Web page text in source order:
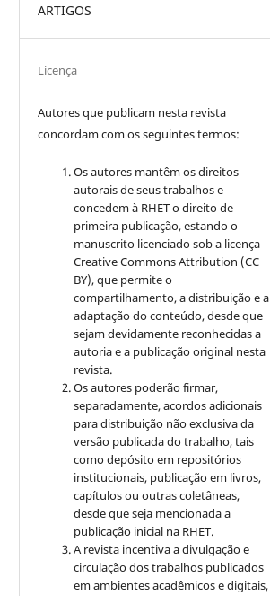
ARTIGOS
Licença
Autores que publicam nesta revista
concordam com os seguintes termos:
Os autores mantêm os direitos
autorais de seus trabalhos e
concedem à RHET o direito de
primeira publicação, estando o
manuscrito licenciado sob a licença
Creative CommonsAttribution (CC
BY), que permite o
compartilhamento, a distribuição e a
adaptação do conteúdo, desde que
sejam devidamente reconhecidas a
autoria e a publicação original nesta
revista.
Os autores poderão firmar,
separadamente, acordos adicionais
para distribuição não exclusiva da
versão publicada do trabalho, tais
como depósito em repositórios
institucionais, publicação em livros,
capítulos ou outras coletâneas,
desde que seja mencionada a
publicação inicial na RHET.
A revista incentiva a divulgação e
circulação dos trabalhos publicados
em ambientes acadêmicos e digitais,